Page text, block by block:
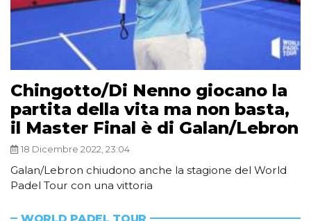
Chingotto/Di Nenno giocano la
partita della vita ma non basta,
il Master Final è di Galan/Lebron
18 Dicembre 2022, 23:04
Galan/Lebron chiudono anche la stagione del World
Padel Tour con una vittoria
WORLD PADEL TOUR